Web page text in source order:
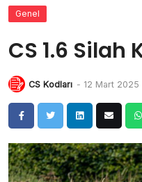
Genel
CS 1.6 Silah
CS Kodları - 12 Mart 2025